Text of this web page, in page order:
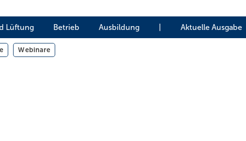
Lüftung Betrieb Ausbildung Aktuelle Ausgabe
Webinare